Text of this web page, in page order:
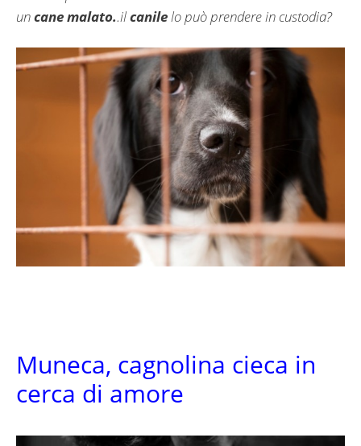
uncane malato..ilcanilelo può prendere in custodia?
Muneca, cagnolina cieca in
cerca di amore